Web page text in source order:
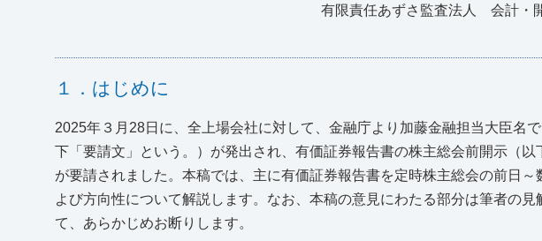
有限責任あずさ監査法人 会計
１．はじめに
2025年３月28日に、全上場会社に対して、金融庁より加藤金融担当大臣名
下「要請文」という。）が発出され、有価証券報告書の株主総会前開示（
が要請されました。本稿では、主に有価証券報告書を定時株主総会の前日
よび方向性について解説します。なお、本稿の意見にわたる部分は筆者の
て、あらかじめお断りします。